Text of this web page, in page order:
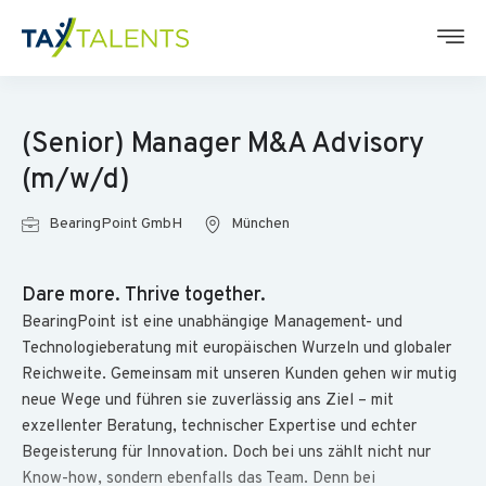
(Senior) Manager M&A Advisory
(m/w/d)
BearingPoint GmbH München
Dare more. Thrive together.
BearingPoint ist eine unabhängige Management- und
Technologieberatung mit europäischen Wurzeln und globaler
Reichweite. Gemeinsam mit unseren Kunden gehen wir mutig
neue Wege und führen sie zuverlässig ans Ziel – mit
exzellenter Beratung, technischer Expertise und echter
Begeisterung für Innovation. Doch bei uns zählt nicht nur
Know-how, sondern ebenfalls das Team. Denn bei